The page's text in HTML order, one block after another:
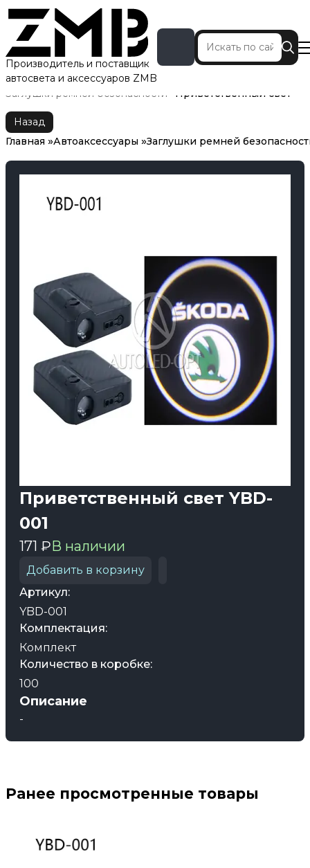
Производитель и поставщик
автосвета и аксессуаров ZMB
Главная
Автоаксессуары
Заглушки ремней безопасности
Приветственный свет
Назад
Главная
Автоаксессуары Заглушки ремней
Приветственный свет YBD-
001
171 ₽В наличии
Добавить в корзину
Артикул:
YBD-001
Комплектация:
Комплект
Количество в коробке:
100
Описание
-
Ранее просмотренные товары